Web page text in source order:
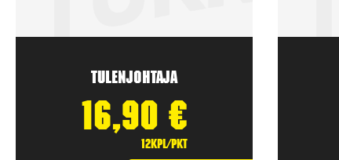
Tulenjohtaja
16,90 €
12kpl/pkt